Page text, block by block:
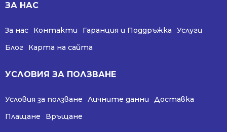
ЗА НАС
За нас Контакти Гаранция и Поддръжка
Услуги
Блог
Карта на сайта
УСЛОВИЯ ЗА ПОЛЗВАНЕ
Условия за ползване Личните данни
Доставка
Плащане
Връщане